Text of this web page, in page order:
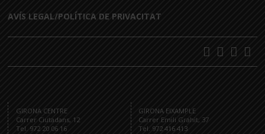
AVÍS LEGAL/POLÍTICA DE PRIVACITAT
GIRONA CENTRE
Carrer Ciutadans, 12
Tel. 972 20 06 16
GIRONA EIXAMPLE
Carrer Emili Grahit, 37
Tel. 972 416 413